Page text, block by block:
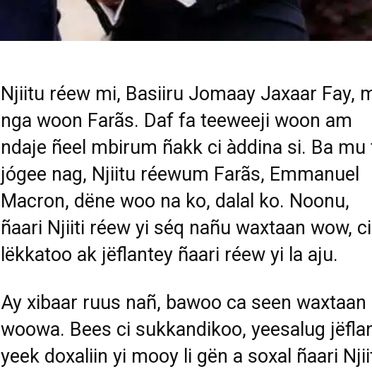
Njiitu réew mi, Basiiru Jomaay Jaxaar Fay,
nga woon Farãs. Daf fa teeweeji woon am
ndaje ñeel mbirum ñakk ci àddina si. Ba mu
jógee nag, Njiitu réewum Farãs, Emmanuel
Macron, dëne woo na ko, dalal ko. Noonu,
ñaari Njiiti réew yi séq nañu waxtaan wow, ci
lëkkatoo ak jëflantey ñaari réew yi la aju.
Ay xibaar ruus nañ, bawoo ca seen waxtaan
woowa. Bees ci sukkandikoo, yeesalug
yeek doxaliin yi mooy li gën a soxal ñaari